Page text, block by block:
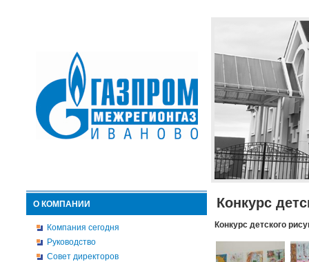
О КОМПАНИИ
Компания сегодня
Руководство
Совет директоров
Конкурс
Конкурс детского